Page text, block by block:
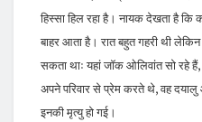
हिस्सा हिल रहा है। नायक देखता है
बाहर आता है। रात बहुत गहरी थी
सकता थाः यहां जॉक ओलिवांत सो रहे
अपने परिवार से प्रेम करते थे, वह
इनकी मृत्यु हो गई।